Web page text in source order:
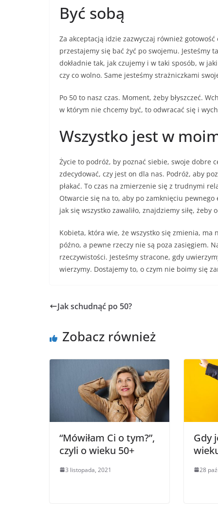
Być sobą
Za akceptacją idzie zazwyczaj również
przestajemy się bać żyć po swojemu. Jesteśmy
dokładnie tak, jak czujemy i w taki sposób, w
czy co wolno. Same jesteśmy strażniczkami
Po 50 to nasz czas. Moment, żeby błyszczeć.
w którym nie chcemy być, to odwracać się i
Wszystko jest w
Życie to podróż, by poznać siebie, swoje dobre
zdecydować, czy jest on dla nas. Podróż, aby
płakać. To czas na zmierzenie się z trudnymi
Otwarcie się na to, aby po zamknięciu
jak się wszystko zawaliło, znajdziemy siłę, żeby
Kobieta, która wie, że wszystko się zmienia, ma
późno, a pewne rzeczy nie są poza zasięgiem.
rzeczywistości. Jesteśmy stracone, gdy
wierzymy. Dostajemy to, o czym nie boimy się
Jak schudnąć po 50?
Zobacz również
“Mówiłam Ci o tym?”,
czyli o wieku 50+
3 listopada, 2021
Gdy
28